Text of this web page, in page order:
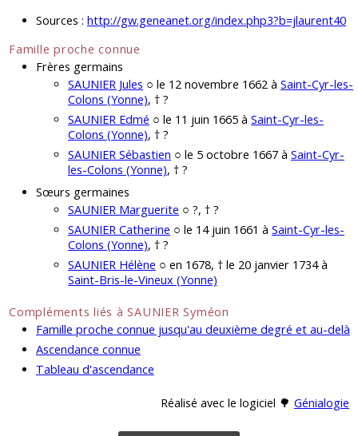
Sources : http://gw.geneanet.org/index.php3?b=jlaurent40
Famille proche connue
Frères germains
SAUNIER Jules ○ le 12 novembre 1662 à Saint-Cyr-les-
Colons (Yonne), † ?
SAUNIER Edmé ○ le 11 juin 1665 à Saint-Cyr-les-
Colons (Yonne), † ?
SAUNIER Sébastien ○ le 5 octobre 1667 à Saint-Cyr-
les-Colons (Yonne), † ?
Sœurs germaines
SAUNIER Marguerite ○ ?, † ?
SAUNIER Catherine ○ le 14 juin 1661 à Saint-Cyr-les-
Colons (Yonne), † ?
SAUNIER Hélène ○ en 1678, † le 20 janvier 1734 à
Saint-Bris-le-Vineux (Yonne)
Compléments liés à SAUNIER Syméon
Famille proche connue jusqu'au deuxième degré et au-delà
Ascendance connue
Tableau d'ascendance
Réalisé avec le logiciel 🌳 Génialogie